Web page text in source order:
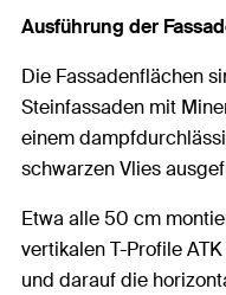
Ausführung der
Die Fassadenflächen
Steinfassaden mit
einem
schwarzen Vlies
Etwa alle 50 cm
vertikalen T-Profile
und darauf die